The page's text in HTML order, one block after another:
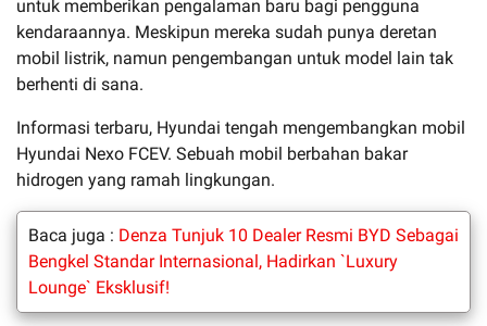
untuk memberikan pengalaman baru bagi pengguna
kendaraannya. Meskipun mereka sudah punya deretan
mobil listrik, namun pengembangan untuk model lain tak
berhenti di sana.
Informasi terbaru, Hyundai tengah mengembangkan mobil
Hyundai Nexo FCEV. Sebuah mobil berbahan bakar
hidrogen yang ramah lingkungan.
Baca juga : Denza Tunjuk 10 Dealer Resmi BYD Sebagai
Bengkel Standar Internasional, Hadirkan `Luxury
Lounge` Eksklusif!